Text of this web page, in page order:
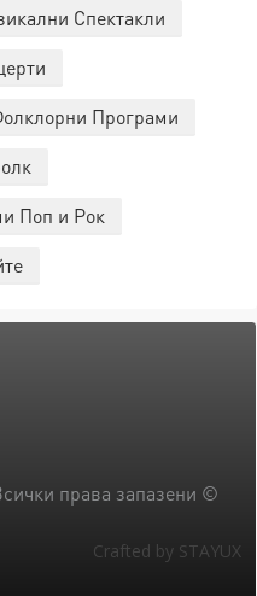
Спектакли
Програми
Поп и Рок
права запазени ©
Crafted by STAYUX